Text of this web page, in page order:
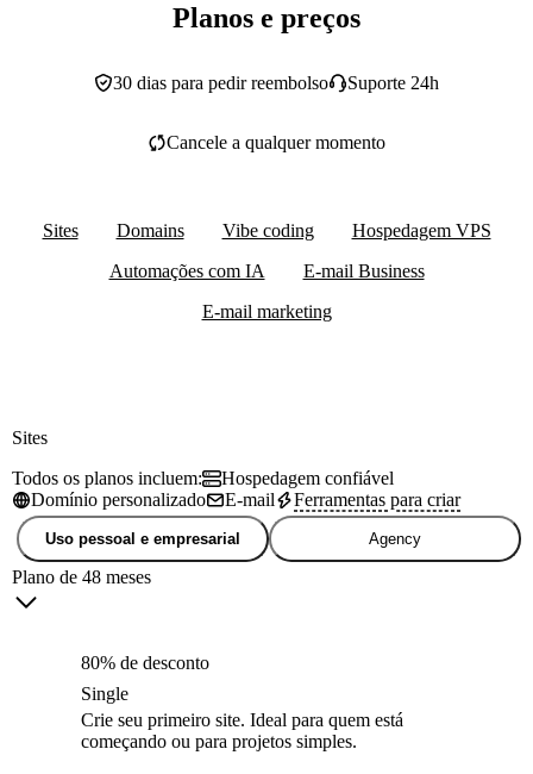
Planos e preços
30 dias para pedir reembolso Suporte 24h
Cancele a qualquer momento
Sites Domains Vibe coding
Hospedagem VPS
Automações com IA
E-mail Business
E-mail marketing
Sites
Todos os planos incluem:
Hospedagem confiável
Domínio personalizado
E-mail Ferramentas para criar
Uso pessoal e empresarial Agency
Plano de 48 meses
80% de desconto
Single
Crie seu primeiro site. Ideal para quem está
começando ou para projetos simples.